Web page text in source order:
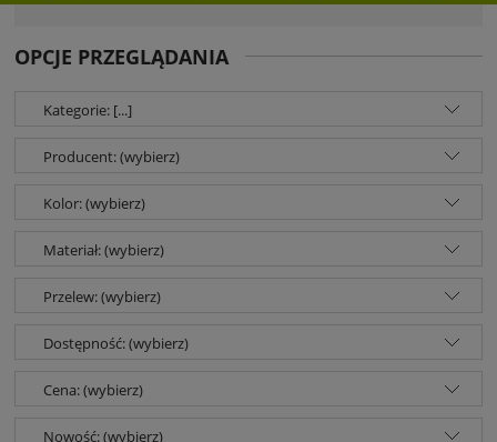
OPCJE PRZEGLĄDANIA
Kategorie: [...]
Producent: (wybierz)
Kolor: (wybierz)
Materiał: (wybierz)
Przelew: (wybierz)
Dostępność: (wybierz)
Cena: (wybierz)
Nowość: (wybierz)